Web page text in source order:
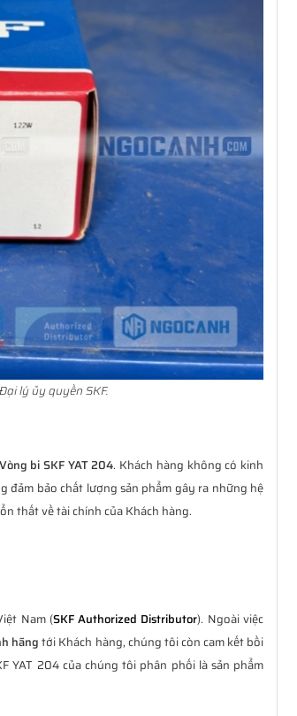
lý ủy quyền SKF.
Vòng bi SKF YAT 204. Khách hàng không có kinh
đảm bảo chất lượng sản phẩm gây ra những hệ
thất về tài chính của Khách hàng.
Nam (SKF Authorized Distributor). Ngoài việc
hãngtới Khách hàng, chúng tôi còn cam kết bồi
YAT 204 của chúng tôi phân phối là sản phẩm